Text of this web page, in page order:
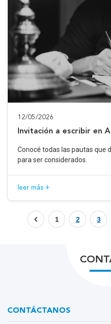
12/05/2026
Invitación a escribir en
Conocé todas las pautas que
para ser considerados.
leer más +
1 2 3
CONTÁCTANOS